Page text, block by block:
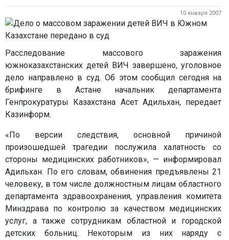
10 января 2007
Расследование массового заражения
южноказахстанских детей ВИЧ завершено, уголовное
дело направлено в суд. Об этом сообщил сегодня на
брифинге в Астане начальник департамента
Генпрокуратуры Казахстана Асет Адильхан, передает
Казинформ.
«По версии следствия, основной причиной
произошедшей трагедии послужила халатность со
стороны медицинских работников», — информировал
Адильхан. По его словам, обвинения предъявлены 21
человеку, в том числе должностным лицам областного
департамента здравоохранения, управления комитета
Минздрава по контролю за качеством медицинских
услуг, а также сотрудникам областной и городской
детских больниц. Некоторым из них наряду с